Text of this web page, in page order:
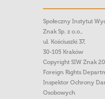
Społeczny Instytut
Znak Sp. z o.o.,
ul. Kościuszki 37,
30-105 Kraków
Copyright SIW Znak
Foreign Rights
Inspektor Ochrony
Osobowych